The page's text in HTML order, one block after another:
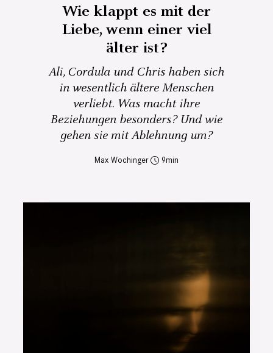
Wie klappt es mit der
Liebe, wenn einer viel
älter ist?
Ali, Cordula und Chris haben sich
in wesentlich ältere Menschen
verliebt. Was macht ihre
Beziehungen besonders? Und wie
gehen sie mit Ablehnung um?
Max Wochinger 9